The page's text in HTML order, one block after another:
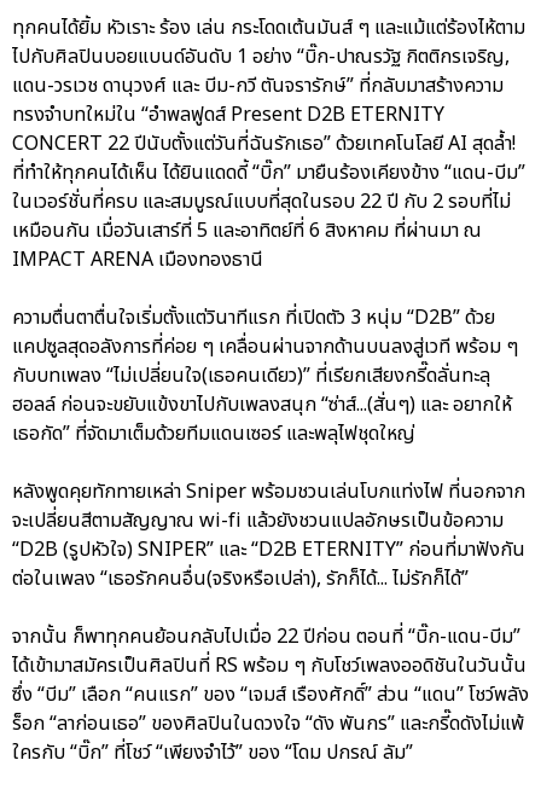
ทุกคนได้ยิ้ม หัวเราะ ร้อง เล่น กระโดดเต้นมันส์ ๆ และแม้แต่ร้องไห้ตาม
ไปกับศิลปินบอยแบนด์อันดับ 1 อย่าง “บิ๊ก-ปาณรวัฐ กิตติกรเจริญ,
แดน-วรเวช ดานุวงศ์ และ บีม-กวี ตันจรารักษ์” ที่กลับมาสร้างความ
ทรงจำบทใหม่ใน “อำพลฟูดส์ Present D2B ETERNITY
CONCERT 22 ปีนับตั้งแต่วันที่ฉันรักเธอ” ด้วยเทคโนโลยี AI สุดล้ำ!
ที่ทำให้ทุกคนได้เห็น ได้ยินแดดดี้ “บิ๊ก” มายืนร้องเคียงข้าง “แดน-บีม”
ในเวอร์ชั่นที่ครบ และสมบูรณ์แบบที่สุดในรอบ 22 ปี กับ 2 รอบที่ไม่
เหมือนกัน เมื่อวันเสาร์ที่ 5 และอาทิตย์ที่ 6 สิงหาคม ที่ผ่านมา ณ
IMPACT ARENA เมืองทองธานี
ความตื่นตาตื่นใจเริ่มตั้งแต่วินาทีแรก ที่เปิดตัว 3 หนุ่ม “D2B” ด้วย
แคปซูลสุดอลังการที่ค่อย ๆ เคลื่อนผ่านจากด้านบนลงสู่เวที พร้อม ๆ
กับบทเพลง “ไม่เปลี่ยนใจ(เธอคนเดียว)” ที่เรียกเสียงกรี๊ดลั่นทะลุ
ฮอลล์ ก่อนจะขยับแข้งขาไปกับเพลงสนุก “ซ่าส์...(สั่นๆ) และ อยากให้
เธอกัด” ที่จัดมาเต็มด้วยทีมแดนเซอร์ และพลุไฟชุดใหญ่
หลังพูดคุยทักทายเหล่า Sniper พร้อมชวนเล่นโบกแท่งไฟ ที่นอกจาก
จะเปลี่ยนสีตามสัญญาณ wi-fi แล้วยังชวนแปลอักษรเป็นข้อความ
“D2B (รูปหัวใจ) SNIPER” และ “D2B ETERNITY” ก่อนที่มาฟังกัน
ต่อในเพลง “เธอรักคนอื่น(จริงหรือเปล่า), รักก็ได้... ไม่รักก็ได้”
จากนั้น ก็พาทุกคนย้อนกลับไปเมื่อ 22 ปีก่อน ตอนที่ “บิ๊ก-แดน-บีม”
ได้เข้ามาสมัครเป็นศิลปินที่ RS พร้อม ๆ กับโชว์เพลงออดิชันในวันนั้น
ซึ่ง “บีม” เลือก “คนแรก” ของ “เจมส์ เรืองศักดิ์” ส่วน “แดน” โชว์พลัง
ร็อก “ลาก่อนเธอ” ของศิลปินในดวงใจ “ดัง พันกร” และกรี๊ดดังไม่แพ้
ใครกับ “บิ๊ก” ที่โชว์ “เพียงจำไว้” ของ “โดม ปกรณ์ ลัม”